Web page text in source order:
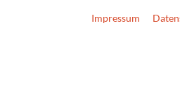
Impressum